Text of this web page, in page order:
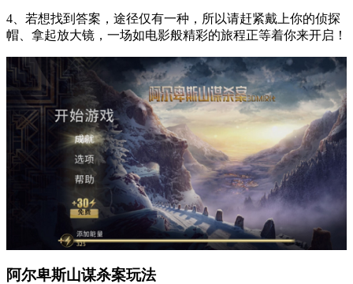
4、若想找到答案，途径仅有一种，所以请赶紧戴上你的侦探
帽、拿起放大镜，一场如电影般精彩的旅程正等着你来开启！
阿尔卑斯山谋杀案玩法